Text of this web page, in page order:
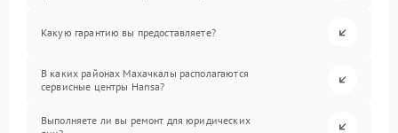
Какую гарантию вы предоставляете?
В каких районах Махачкалы располагаются
сервисные центры Hansa?
Выполняете ли вы ремонт для юридических